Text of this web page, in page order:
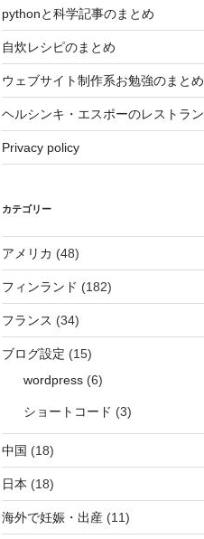
pythonと科学記事のまとめ
自炊レシピのまとめ
ウェブサイト制作系お勉強のまとめ
ヘルシンキ・エスポーのレストラン
Privacy policy
カテゴリー
アメリカ (48)
フィンランド (182)
フランス (34)
ブログ設定 (15)
wordpress(6)
ショートコード (3)
中国 (18)
日本 (18)
海外で妊娠・出産(11)